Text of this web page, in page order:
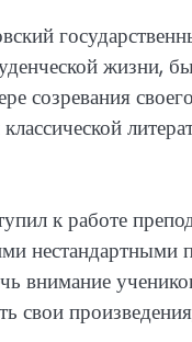
жизни,
созревания
к работе
нестандартными
внимание